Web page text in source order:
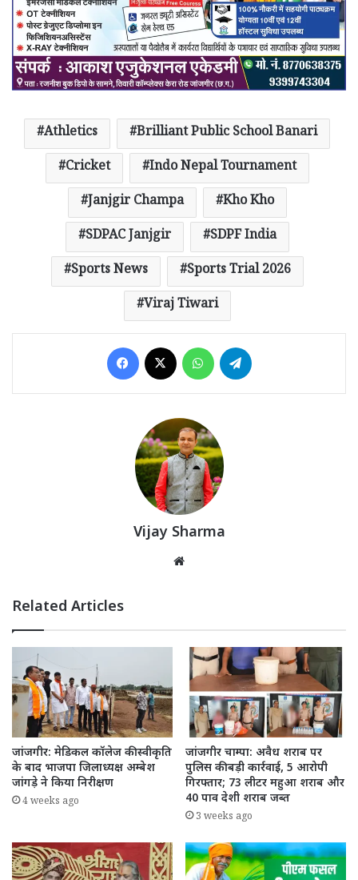
Athletics
Brilliant Public School Banari
Cricket
Indo Nepal Tournament
Janjgir Champa
Kho Kho
SDPAC Janjgir
SDPF India
Sports News
Sports Trial 2026
Viraj Tiwari
Facebook WhatsApp
Vijay Sharma
Related Articles
जांजगीर: मेडिकल कॉलेज की स्वीकृति
के बाद भाजपा जिलाध्यक्ष अम्बेश
जांगड़े ने किया निरीक्षण
4 weeks ago
जांजगीर चाम्पा: अवैध शराब पर
पुलिस की बड़ी कार्रवाई, 5 आरोपी
गिरफ्तार; 73 लीटर महुआ शराब और
40 पाव देशी शराब जब्त
3 weeks ago